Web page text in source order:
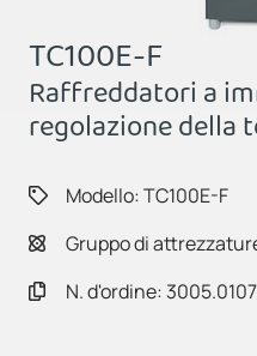
TC100E-F
Raffreddatori a
regolazione della
Modello: TC100E-F
Gruppo di
N. d'ordine: